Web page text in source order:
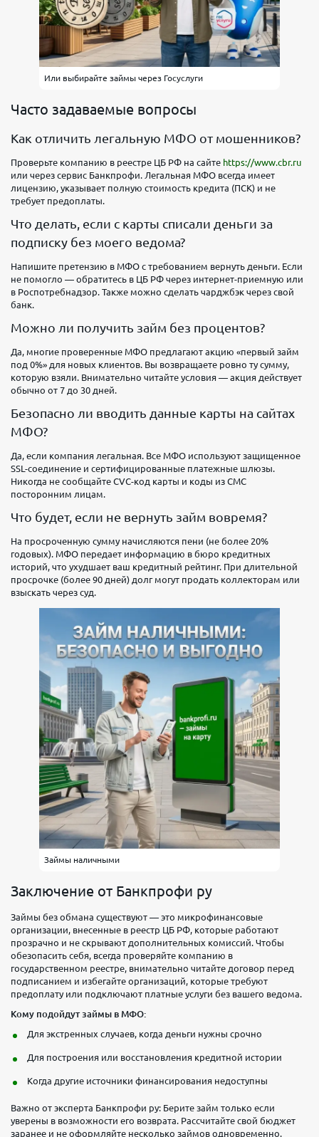
Или выбирайте займы через Госуслуги
Часто задаваемые вопросы
Как отличить легальную МФО от мошенников?
Проверьте компанию в реестре ЦБ РФ на сайте https://www.cbr.ru
или через сервис Банкпрофи. Легальная МФО всегда имеет
лицензию, указывает полную стоимость кредита (ПСК) и не
требует предоплаты.
Что делать, если с карты списали деньги за
подписку без моего ведома?
Напишите претензию в МФО с требованием вернуть деньги. Если
не помогло — обратитесь в ЦБ РФ через интернет-приемную или
в Роспотребнадзор. Также можно сделать чарджбэк через свой
банк.
Можно ли получить займ без процентов?
Да, многие проверенные МФО предлагают акцию «первый займ
под 0%» для новых клиентов. Вы возвращаете ровно ту сумму,
которую взяли. Внимательно читайте условия — акция действует
обычно от 7 до 30 дней.
Безопасно ли вводить данные карты на сайтах
МФО?
Да, если компания легальная. Все МФО используют защищенное
SSL-соединение и сертифицированные платежные шлюзы.
Никогда не сообщайте CVC-код карты и коды из СМС
посторонним лицам.
Что будет, если не вернуть займ вовремя?
На просроченную сумму начисляются пени (не более 20%
годовых). МФО передает информацию в бюро кредитных
историй, что ухудшает ваш кредитный рейтинг. При длительной
просрочке (более 90 дней) долг могут продать коллекторам или
взыскать через суд.
Займы наличными
Заключение от Банкпрофи ру
Займы без обмана существуют — это микрофинансовые
организации, внесенные в реестр ЦБ РФ, которые работают
прозрачно и не скрывают дополнительных комиссий. Чтобы
обезопасить себя, всегда проверяйте компанию в
государственном реестре, внимательно читайте договор перед
подписанием и избегайте организаций, которые требуют
предоплату или подключают платные услуги без вашего ведома.
Кому подойдут займы в МФО:
Для экстренных случаев, когда деньги нужны срочно
Для построения или восстановления кредитной истории
Когда другие источники финансирования недоступны
Важно от эксперта Банкпрофи ру: Берите займ только если
уверены в возможности его возврата. Рассчитайте свой бюджет
заранее и не оформляйте несколько займов одновременно.